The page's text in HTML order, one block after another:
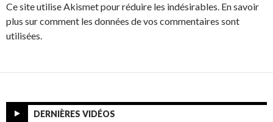
Ce site utilise Akismet pour réduire les indésirables. En savoir
plus sur comment les données de vos commentaires sont
utilisées.
DERNIÈRES VIDÉOS